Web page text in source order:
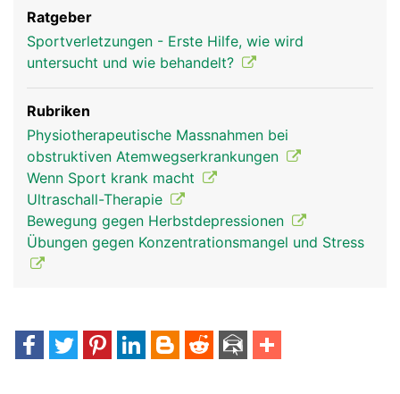
Ratgeber
Sportverletzungen - Erste Hilfe, wie wird
untersucht und wie behandelt?
Rubriken
Physiotherapeutische Massnahmen bei
obstruktiven Atemwegserkrankungen
Wenn Sport krank macht
Ultraschall-Therapie
Bewegung gegen Herbstdepressionen
Übungen gegen Konzentrationsmangel und Stress